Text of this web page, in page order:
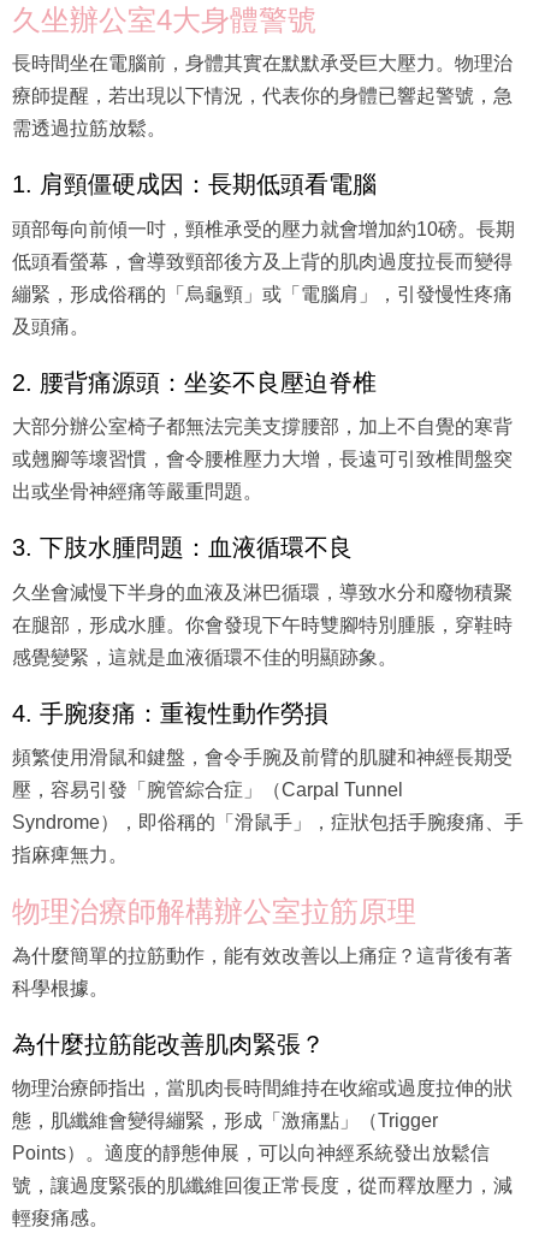
久坐辦公室4大身體警號
長時間坐在電腦前，身體其實在默默承受巨大壓力。物理治
療師提醒，若出現以下情況，代表你的身體已響起警號，急
需透過拉筋放鬆。
1. 肩頸僵硬成因：長期低頭看電腦
頭部每向前傾一吋，頸椎承受的壓力就會增加約10磅。長期
低頭看螢幕，會導致頸部後方及上背的肌肉過度拉長而變得
繃緊，形成俗稱的「烏龜頸」或「電腦肩」，引發慢性疼痛
及頭痛。
2. 腰背痛源頭：坐姿不良壓迫脊椎
大部分辦公室椅子都無法完美支撐腰部，加上不自覺的寒背
或翹腳等壞習慣，會令腰椎壓力大增，長遠可引致椎間盤突
出或坐骨神經痛等嚴重問題。
3. 下肢水腫問題：血液循環不良
久坐會減慢下半身的血液及淋巴循環，導致水分和廢物積聚
在腿部，形成水腫。你會發現下午時雙腳特別腫脹，穿鞋時
感覺變緊，這就是血液循環不佳的明顯跡象。
4. 手腕痠痛：重複性動作勞損
頻繁使用滑鼠和鍵盤，會令手腕及前臂的肌腱和神經長期受
壓，容易引發「腕管綜合症」（Carpal Tunnel
Syndrome），即俗稱的「滑鼠手」，症狀包括手腕痠痛、手
指麻痺無力。
物理治療師解構辦公室拉筋原理
為什麼簡單的拉筋動作，能有效改善以上痛症？這背後有著
科學根據。
為什麼拉筋能改善肌肉緊張？
物理治療師指出，當肌肉長時間維持在收縮或過度拉伸的狀
態，肌纖維會變得繃緊，形成「激痛點」（Trigger
Points）。適度的靜態伸展，可以向神經系統發出放鬆信
號，讓過度緊張的肌纖維回復正常長度，從而釋放壓力，減
輕痠痛感。